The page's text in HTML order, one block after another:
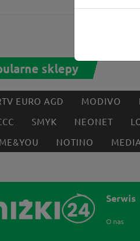
sklepy
EURO AGD MODIVO
SMYK NEONET
NOTINO
Serwis
O nas